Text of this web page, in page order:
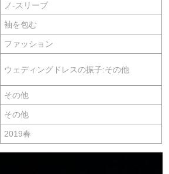
ノ-スリーブ
袖を包む
ファッション
ウェディングドレスの振子:その他
その他
その他
2019春